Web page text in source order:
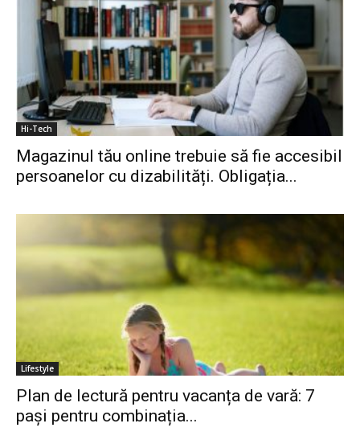
Hi-Tech
Magazinul tău online trebuie să fie accesibil
persoanelor cu dizabilități. Obligația...
Lifestyle
Plan de lectură pentru vacanța de vară: 7
pași pentru combinația...